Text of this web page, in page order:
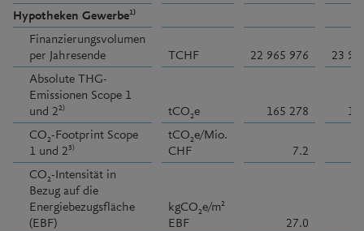
Hypotheken Gewerbe1)
Finanzierungsvolumen
per Jahresende
TCHF 22 965 976
23
Absolute THG-
Emissionen Scope 1
und 22) tCO2e 165 278
CO2-Footprint Scope
1 und 23)
tCO2e/Mio.
CHF
7.2
CO2-Intensität in
Bezug auf die
Energiebezugsfläche
(EBF)
kgCO2e/m2
EBF
27.0